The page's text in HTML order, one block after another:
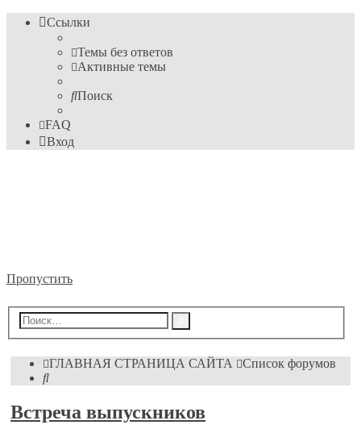
Ссылки
Темы без ответов
Активные темы
Поиск
FAQ
Вход
Пропустить
ГЛАВНАЯ СТРАНИЦА САЙТА
Список форумов
Поиск
Встреча выпускников